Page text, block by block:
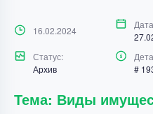
16.02.2024
Статус:
Архив
#
Тема: Виды